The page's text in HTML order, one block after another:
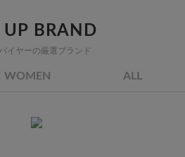
UP BRAND
イヤーの厳選ブランド
WOMEN ALL